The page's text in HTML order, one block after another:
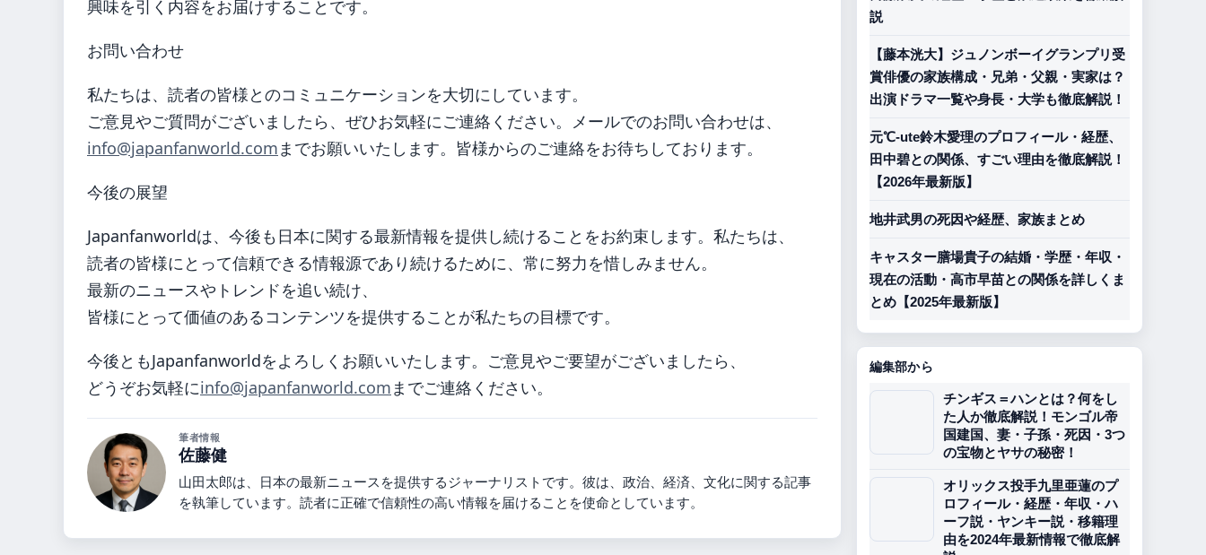
興味を引く内容をお届けすることです。
お問い合わせ
私たちは、読者の皆様とのコミュニケーションを大切にしています。
ご意見やご質問がございましたら、ぜひお気軽にご連絡ください。メールでのお問い合わせは、
info@japanfanworld.comまでお願いいたします。皆様からのご連絡をお待ちしております。
今後の展望
Japanfanworldは、今後も日本に関する最新情報を提供し続けることをお約束します。私たちは、
読者の皆様にとって信頼できる情報源であり続けるために、常に努力を惜しみません。
最新のニュースやトレンドを追い続け、
皆様にとって価値のあるコンテンツを提供することが私たちの目標です。
今後ともJapanfanworldをよろしくお願いいたします。ご意見やご要望がございましたら、
どうぞお気軽にinfo@japanfanworld.comまでご連絡ください。
筆者情報
佐藤健
山田太郎は、日本の最新ニュースを提供するジャーナリストです。彼は、政治、経済、文化に関する記事
を執筆しています。読者に正確で信頼性の高い情報を届けることを使命としています。
説
【藤本洸大】ジュノンボーイグランプリ受
賞俳優の家族構成・兄弟・父親・実家は？
出演ドラマ一覧や身長・大学も徹底解説！
元℃-ute鈴木愛理のプロフィール・経歴、
田中碧との関係、すごい理由を徹底解説！
【2026年最新版】
地井武男の死因や経歴、家族まとめ
キャスター膳場貴子の結婚・学歴・年収・
現在の活動・高市早苗との関係を詳しくま
とめ【2025年最新版】
編集部から
チンギス＝ハンとは？何をし
た人か徹底解説！モンゴル帝
国建国、妻・子孫・死因・3つ
の宝物とヤサの秘密！
オリックス投手九里亜蓮のプ
ロフィール・経歴・年収・ハ
ーフ説・ヤンキー説・移籍理
由を2024年最新情報で徹底解